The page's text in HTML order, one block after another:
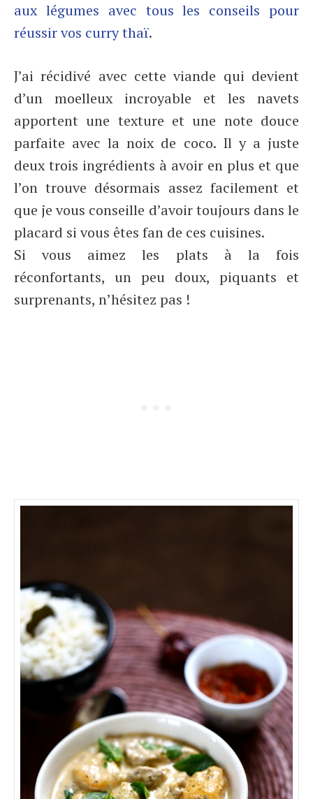
aux légumes avec tous les conseils pour
réussir vos curry thaï.
J’ai récidivé avec cette viande qui devient
d’un moelleux incroyable et les navets
apportent une texture et une note douce
parfaite avec la noix de coco. Il y a juste
deux trois ingrédients à avoir en plus et que
l’on trouve désormais assez facilement et
que je vous conseille d’avoir toujours dans le
placard si vous êtes fan de ces cuisines.
Si vous aimez les plats à la fois
réconfortants, un peu doux, piquants et
surprenants, n’hésitez pas !